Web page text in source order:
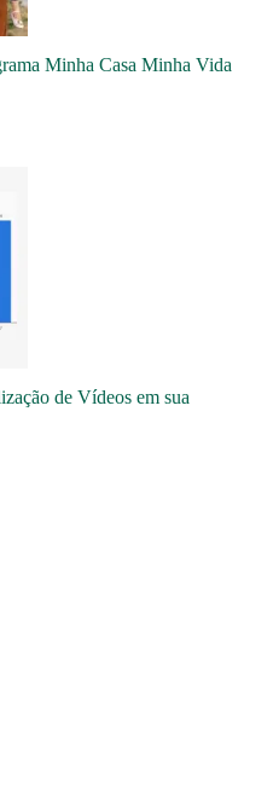
Minha Casa Minha Vida
de Vídeos em sua